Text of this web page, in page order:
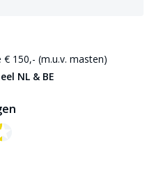
€ 150,- (m.u.v. masten)
NL & BE